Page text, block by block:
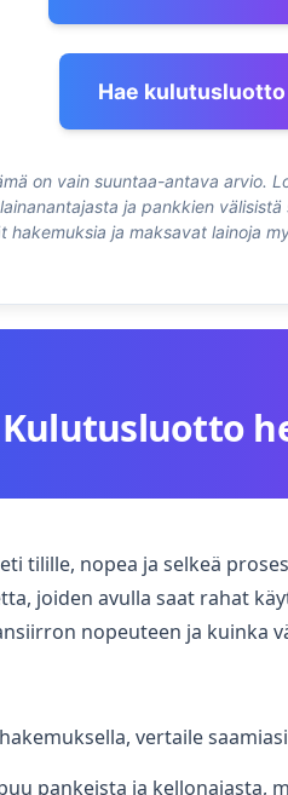
Hae
on vain suuntaa-antava arvio.
ja pankkien
hakemuksia ja maksavat lainoja
tilille, nopea ja selkeä
joiden avulla saat rahat
nopeuteen ja kuinka
vertaile
pankeista ja kellonajasta,